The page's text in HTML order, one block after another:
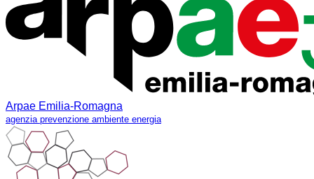
Arpae Emilia-Romagna
agenzia prevenzione ambiente energia